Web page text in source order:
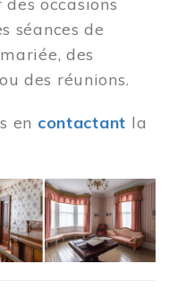
séances de
des
des réunions.
en contactant la